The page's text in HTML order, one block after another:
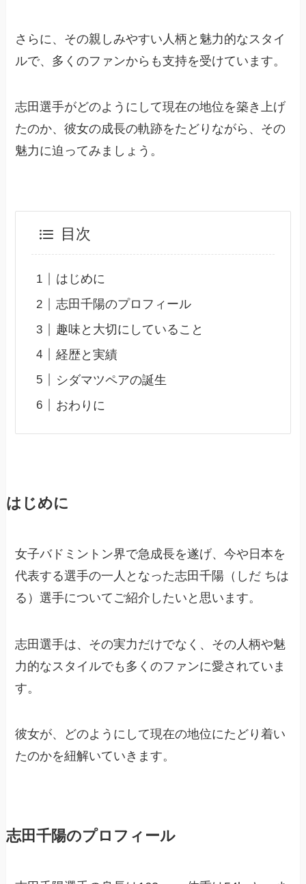
さらに、その親しみやすい人柄と魅力的なスタイ
ルで、多くのファンからも支持を受けています。
志田選手がどのようにして現在の地位を築き上げ
たのか、彼女の成長の軌跡をたどりながら、その
魅力に迫ってみましょう。
目次
はじめに
志田千陽のプロフィール
趣味と大切にしていること
経歴と実績
シダマツペアの誕生
おわりに
はじめに
女子バドミントン界で急成長を遂げ、今や日本を
代表する選手の一人となった志田千陽（しだ ちは
る）選手についてご紹介したいと思います。
志田選手は、その実力だけでなく、その人柄や魅
力的なスタイルでも多くのファンに愛されていま
す。
彼女が、どのようにして現在の地位にたどり着い
たのかを紐解いていきます。
志田千陽のプロフィール